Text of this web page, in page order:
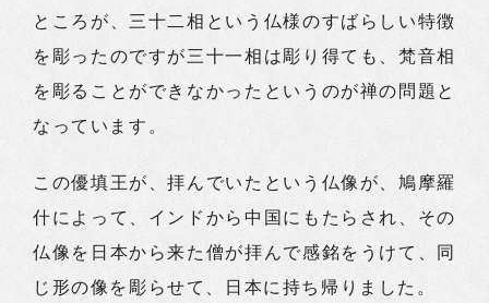
ところが、三十二相という仏様のすばらしい特徴
を彫ったのですが三十一相は彫り得ても、梵音相
を彫ることができなかったというのが禅の問題と
なっています。
この優填王が、拝んでいたという仏像が、鳩摩羅
什によって、インドから中国にもたらされ、その
仏像を日本から来た僧が拝んで感銘をうけて、同
じ形の像を彫らせて、日本に持ち帰りました。